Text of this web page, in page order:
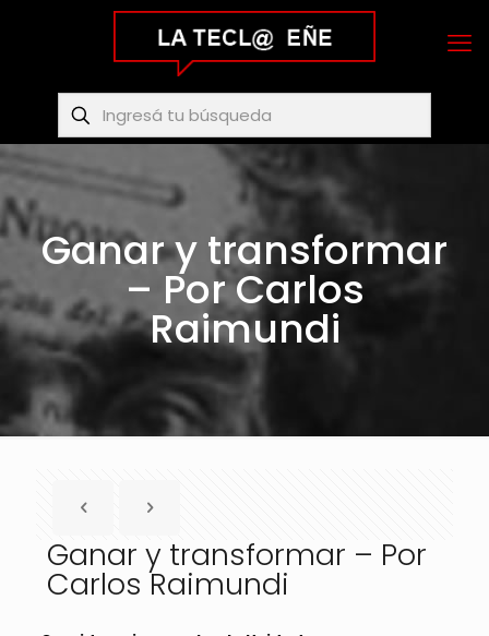
Ganar y transformar
– Por Carlos
Raimundi
Ganar y transformar – Por
Carlos Raimundi